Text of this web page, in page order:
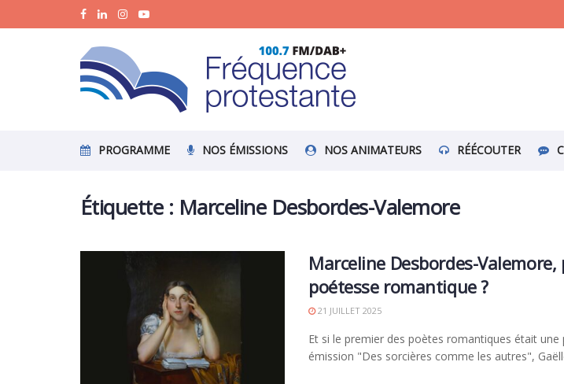
PROGRAMME NOS ÉMISSIONS NOS ANIMATEURS RÉÉCOUTER
Étiquette : Marceline Desbordes-Valemore
Marceline Desbordes-Valemore,
poétesse romantique ?
21 JUILLET 2025
Et si le premier des poètes romantiques était une
émission "Des sorcières comme les autres",